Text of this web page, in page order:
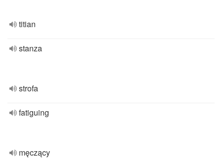
titian
stanza
strofa
fatiguing
męczący